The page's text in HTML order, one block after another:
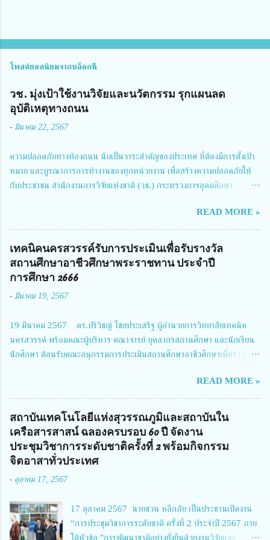
โพสต์ยอดนิยมจากบล็อกนี้
วช. มุ่งเป้าใช้งานวิจัยและนวัตกรรม รุกแผนลด
อุบัติเหตุทางถนน
- มีนาคม 22, 2567
ความปลอดภัยทางท้องถนน นับเป็นวาระสำคัญของประเทศ ที่ต้องมีการตั้งเป้า
หมาย และบูรณาการการทำงานของทุกหน่วยงาน เพื่อสร้างความปลอดภัยให้
กับประชาชน สำนักงานการวิจัยแห่งชาติ (วช.) กระทรวงการอุดมศึกษา
สมาคมวิศวกรรมชีวการแพทย์ไทย จัดการประชุมเผยแพร่ผลการดำเนินงาน
โครงการการวิจัยเชิงปฏิบัติการโดยบูรณาการทุกภาคส่วน เพื่อลดอุบัติเหตุและ
การเสียชีวิตให้สอดคล้องกับเป้าหมายแผนแม่บทฉบับที่ 5 ในวันที่ 22 มีนาคม
2567 โดยมี ดร.วิภารัตน์ ดีอ่อง ผู้อำนวยการสำนักงานการวิจัยแห่งชาติ เป็น
ประธานในพิธีเปิดพร้อมให้นโยบายการผลักดันงานวิจัยเพื่อความปลอดภัยทาง
การประชุมในครั้งนี้ นางสาวสตตกมล เกียรติพานิช ผู้อำนวยการกองบริหารทุน
Richmond Stylish Convention Hotel จังหวัดนนทบุรี ดร.วิภารัตน์ ดีอ่อง
ผู้อำนวยการสำนักงานการวิจัยแห่งชาติ กล่าวว่า วช. ในฐานะหน่วยงานบริหาร
จัดการทุนวิจัยและนวัตกรรมได้เล็งเห็นถึงความสำคัญของกา...
READ MORE »
เทคนิคนครสวรรค์รับการประเมินเพื่อรับรางวัล
สถานศึกษาอาชีวศึกษาพระราชทาน ประจำปี
การศึกษา 2666
- มีนาคม 19, 2567
19 มีนาคม 2567 ดร.ปริวิชญ์ ไชยประเสริฐ ผู้อำนวยการวิทยาลัยเทคนิค
นครสวรรค์ พร้อมคณะผู้บริหาร คณาจารย์ บุคลากรสถานศึกษา และนักเรียน
นักศึกษา ต้อนรับคณะอนุกรรมการประเมินสถานศึกษาอาชีวศึกษาเพื่อรางวัล
นายจักรภพ เนวะมาตย์ ผู้อำนวยการวิทยาลัยเทคนิคตาก ประธานคณะอนุกร
รมการฯ 1.นายวณิชา คณะใน ผู้ทรงคุณวุฒิ 2.นายภัทธาวุธ โพธา ผู้อำนวย
การวิทยาลัยสารพัดช่างกำแพงเพชร 3.นางสาวหัตถาภรณ์ เสาร์เรือน ผู้อำนวย
การวิทยาลัยการอาชีพบ้านตาก 4.นางเพ็ญศรี ขุนทอง ผู้อำนวยการวิทยาลัย
การอาชีพรัตนประสิทธิ์วิทย์ 5.นายธเนศ คงวังทอง ผู้อำนวยการวิทยาลัย
เกษตรและเทคโนโลยีพิจิตร 6.นายชัยณรงค์ คชมาตย์ ผู้อำนวยการวิทยาลัย
8.นายณัฐกฤต ภูทวี รองผู้อำนวยการวิทยาลัยเทคนิคตาก นายจักรภพ กล่าว
ยาวนาน มีบุคลากร นักเรียน นักศึกษาจำนวนมาก ต้องการควา...
READ MORE »
สถาบันเทคโนโลยีแห่งสุวรรณภูมิและสถาบันใน
เครือสารสาสน์ ฉลองครบรอบ 60 ปี จัดงาน
ประชุมวิชาการระดับชาติครั้งที่ 2 พร้อมกิจกรรม
จิตอาสาทั่วประเทศ
- ตุลาคม 17, 2567
17 ตุลาคม 2567 นายชวน หลีกภัย เป็นประธานเปิดงาน
“การประชุมวิชาการระดับชาติ ครั้งที่ 2 ประจำปี 2567 ภาย
ใต้หัวข้อ "การพัฒนาชาติอย่างยั่งยืนด้วยงานวิจัยและ